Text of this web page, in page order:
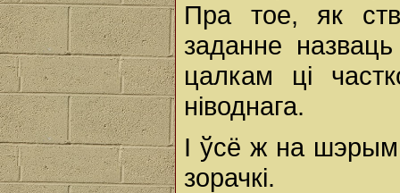
Пра тое, як
заданне
цалкам ці
ніводнага.
І ўсё ж на шэрым
зорачкі.